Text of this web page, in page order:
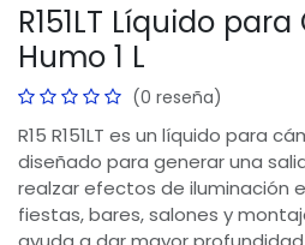
R151LT Líquido
Humo 1 L
(0 reseña)
R15 R151LT es un líquido para
diseñado para generar una
realzar efectos de iluminación
fiestas, bares, salones y